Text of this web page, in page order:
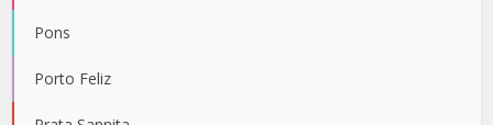
Pons
Porto Feliz